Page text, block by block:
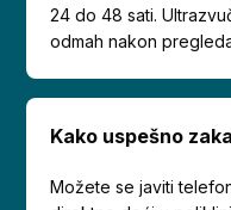
24 do 48 sati.
odmah nakon
Kako uspešno
Možete se javiti